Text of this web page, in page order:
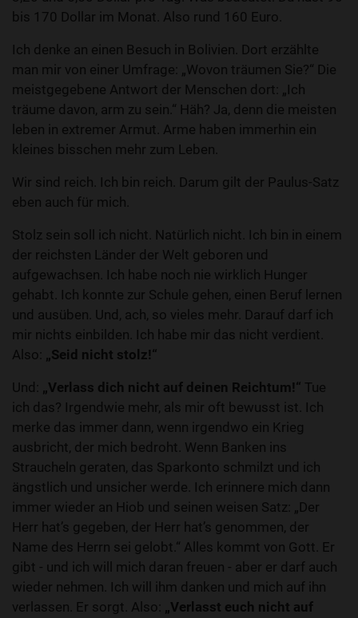
bis 170 Dollar im Monat. Also rund 160 Euro.
Ich denke an einen Besuch in Bolivien. Dort erzählte
man mir von einer Umfrage: „Wovon träumen Sie?“ Die
meistgegebene Antwort der Menschen dort: „Ich
träume davon, arm zu sein.“ Häh? Ja, denn die meisten
leben in extremer Armut. Arme haben immerhin ein
kleines bisschen mehr zum Leben.
Wir sind reich. Ich bin reich. Darum gilt der Paulus-Satz
eben auch für mich.
Stolz sein soll ich nicht. Natürlich nicht. Ich bin in einem
der reichsten Länder der Welt geboren und
aufgewachsen. Ich habe noch nie wirklich Hunger
gehabt. Ich konnte zur Schule gehen, einen Beruf lernen
und ausüben. Und, ach, so vieles mehr. Darauf darf ich
mir nichts einbilden. Ich habe mir das nicht verdient.
Also: „Seid nicht stolz!“
Und: „Verlass dich nicht auf deinen Reichtum!“ Tue
ich das? Irgendwie mehr, als mir oft bewusst ist. Ich
merke das immer dann, wenn irgendwo ein Krieg
ausbricht, der mich bedroht. Wenn Banken ins
Straucheln geraten, das Sparkonto schmilzt und ich
ängstlich und unsicher werde. Ich erinnere mich dann
immer wieder an Hiob und seinen weisen Satz: „Der
Herr hat’s gegeben, der Herr hat’s genommen, der
Name des Herrn sei gelobt.“ Alles kommt von Gott. Er
gibt - und ich will mich daran freuen - aber er darf auch
wieder nehmen. Ich will ihm danken und mich auf ihn
verlassen. Er sorgt. Also: „Verlasst euch nicht auf